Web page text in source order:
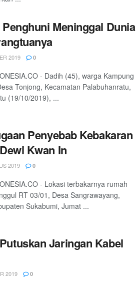
Meninggal Dunia
2019 0
- Dadih (45), warga Kampung
Tonjong, Kecamatan Palabuhanratu,
(19/10/2019), ...
Penyebab Kebakaran
Kwan In
2019 0
- Lokasi terbakarnya rumah
RT 03/01, Desa Sangrawayang,
Sukabumi, Jumat ...
Jaringan Kabel
2019 0